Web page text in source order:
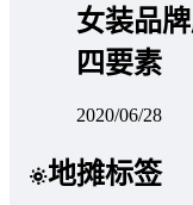
女装品
四要素
2020/06/28
地摊标签